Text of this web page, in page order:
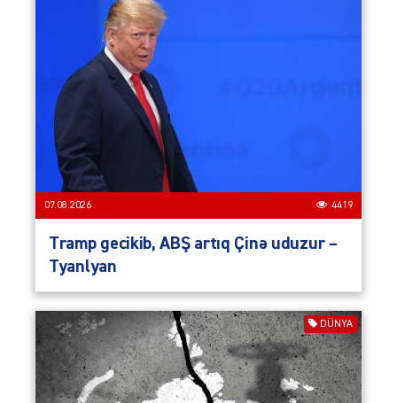
07.08.2026 4419
Tramp gecikib, ABŞ artıq Çinə uduzur –
Tyanlyan
DÜNYA